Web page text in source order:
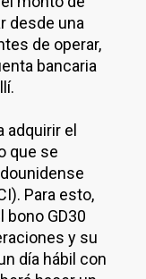
desde una
de operar,
bancaria
adquirir el
que se
Para esto,
bono GD30
y su
día hábil con